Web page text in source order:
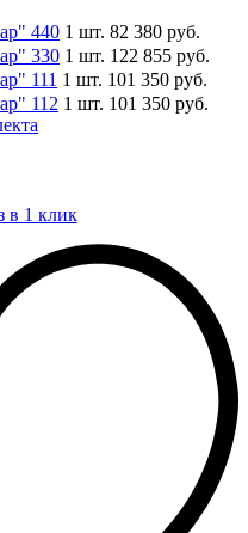
440 1 шт. 82 380 руб.
330 1 шт. 122 855 руб.
111 1 шт. 101 350 руб.
112 1 шт. 101 350 руб.
в 1 клик